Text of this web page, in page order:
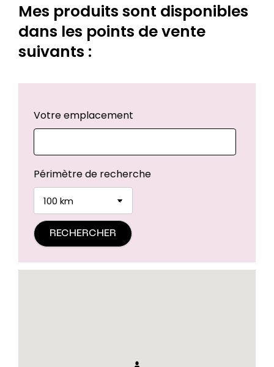
Mes produits sont disponibles
dans les points de vente
suivants :
Votre emplacement
Périmètre de recherche